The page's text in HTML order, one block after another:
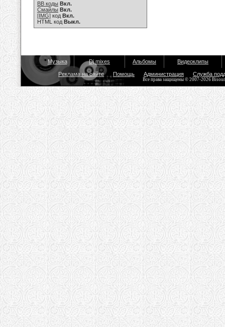
BB коды Вкл.
Смайлы Вкл.
[IMG] код Вкл.
HTML код Выкл.
Музыка Dj mixes Альбомы Видеоклипы
Реклама на сайте Помощь Администрация Служба
Все права защищены © 2007-2026